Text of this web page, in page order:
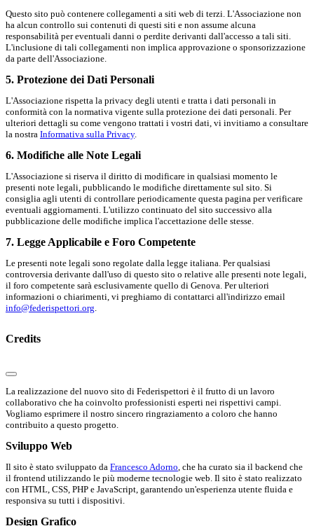
Questo sito può contenere collegamenti a siti web di terzi. L'Associazione non
ha alcun controllo sui contenuti di questi siti e non assume alcuna
responsabilità per eventuali danni o perdite derivanti dall'accesso a tali siti.
L'inclusione di tali collegamenti non implica approvazione o sponsorizzazione
da parte dell'Associazione.
5. Protezione dei Dati Personali
L'Associazione rispetta la privacy degli utenti e tratta i dati personali in
conformità con la normativa vigente sulla protezione dei dati personali. Per
ulteriori dettagli su come vengono trattati i vostri dati, vi invitiamo a consultare
la nostra Informativa sulla Privacy.
6. Modifiche alle Note Legali
L'Associazione si riserva il diritto di modificare in qualsiasi momento le
presenti note legali, pubblicando le modifiche direttamente sul sito. Si
consiglia agli utenti di controllare periodicamente questa pagina per verificare
eventuali aggiornamenti. L'utilizzo continuato del sito successivo alla
pubblicazione delle modifiche implica l'accettazione delle stesse.
7. Legge Applicabile e Foro Competente
Le presenti note legali sono regolate dalla legge italiana. Per qualsiasi
controversia derivante dall'uso di questo sito o relative alle presenti note legali,
il foro competente sarà esclusivamente quello di Genova. Per ulteriori
informazioni o chiarimenti, vi preghiamo di contattarci all'indirizzo email
info@federispettori.org.
Credits
La realizzazione del nuovo sito di Federispettori è il frutto di un lavoro
collaborativo che ha coinvolto professionisti esperti nei rispettivi campi.
Vogliamo esprimere il nostro sincero ringraziamento a coloro che hanno
contribuito a questo progetto.
Sviluppo Web
Il sito è stato sviluppato da Francesco Adorno , che ha curato sia il backend che
il frontend utilizzando le più moderne tecnologie web. Il sito è stato realizzato
con HTML, CSS, PHP e JavaScript, garantendo un'esperienza utente fluida e
responsiva su tutti i dispositivi.
Design Grafico